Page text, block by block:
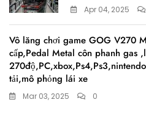
Apr 04, 2025
Vô lăng chơi game GOG V270
cấp,Pedal Metal côn phanh gas
tải,mô phỏng lái xe
Mar 03, 2025 0